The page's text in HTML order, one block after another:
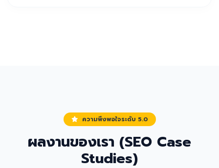
ความพึงพอใจระดับ 5.0
ผลงานของเรา (SEO Case
Studies)